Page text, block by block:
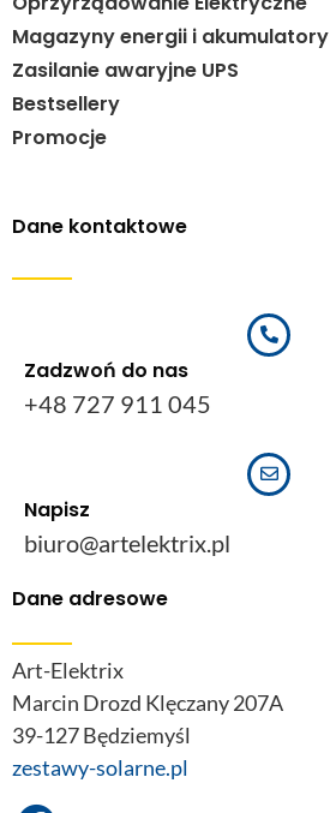
Magazyny energii i akumulatory
Zasilanie awaryjne UPS
Bestsellery
Promocje
Dane kontaktowe
Zadzwoń do nas
+48 727 911 045
Napisz
biuro@artelektrix.pl
Dane adresowe
Art-Elektrix
Marcin Drozd Klęczany 207A
39-127 Będziemyśl
zestawy-solarne.pl